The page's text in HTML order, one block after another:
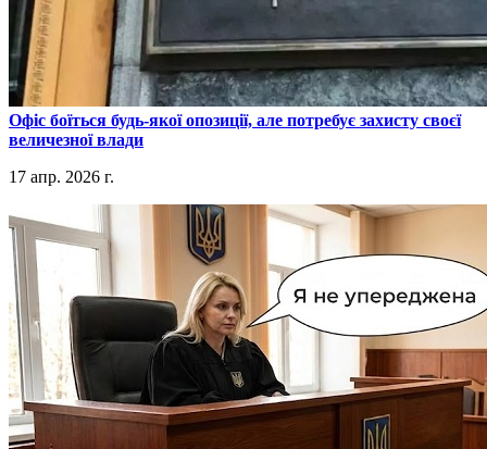
​Офіс боїться будь-якої опозиції, але потребує захисту своєї
величезної влади
17 апр. 2026 г.